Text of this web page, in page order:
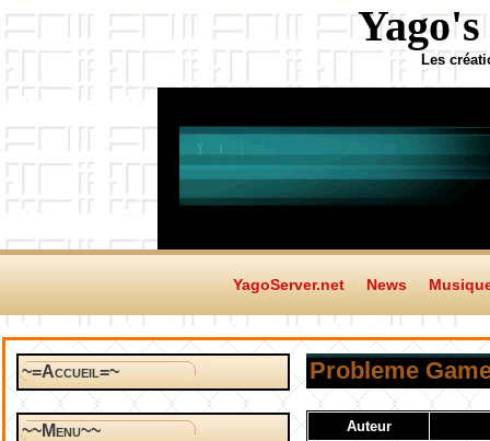
Les
YagoServer.net News
~=Accueil=~
~~Menu~~
Probleme
Auteur